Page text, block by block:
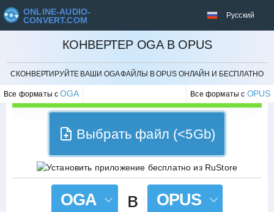
ONLINE-AUDIO-
CONVERT.COM
Русский
КОНВЕРТЕР OGA В OPUS
СКОНВЕРТИРУЙТЕ ВАШИ OGA ФАЙЛЫ В OPUS ОНЛАЙН И БЕСПЛАТНО
Все форматы сOGA Все форматы с OPUS
ОТМЕНИТЬ
Выбрать файл (<5Gb)
OGA в OPUS